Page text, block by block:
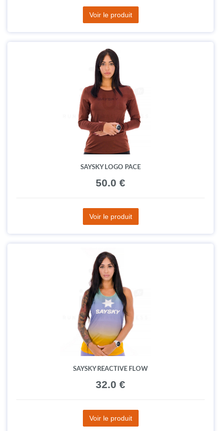
Voir le produit
SAYSKY LOGO PACE
50.0 €
Voir le produit
SAYSKY REACTIVE FLOW
32.0 €
Voir le produit